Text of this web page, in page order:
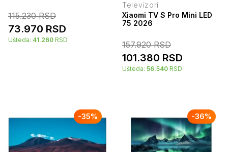
115.230RSD
73.970 RSD
Ušteda: 41.260 RSD
Televizori
Xiaomi TV S Pro Mini LED
75 2026
157.920RSD
101.380 RSD
Ušteda: 56.540 RSD
-35% -36%